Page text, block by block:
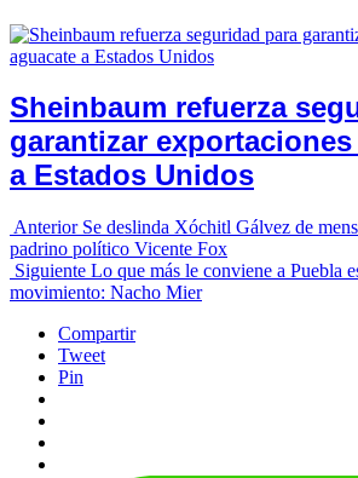
Sheinbaum refuerza
garantizar
a Estados Unidos
Anterior Se deslinda Xóchitl Gálvez de
padrino político Vicente Fox
Siguiente Lo que más le conviene a Puebla
movimiento: Nacho Mier
Compartir
Tweet
Pin